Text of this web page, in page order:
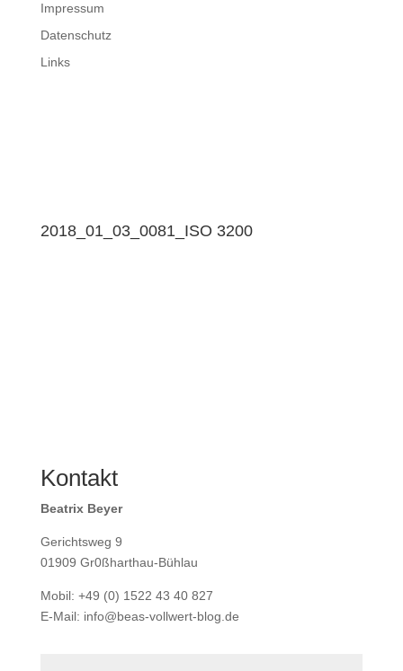
Impressum
Datenschutz
Links
2018_01_03_0081_ISO 3200
Kontakt
Beatrix Beyer
Gerichtsweg 9
01909 Gr0ßharthau-Bühlau
Mobil: +49 (0) 1522 43 40 827
E-Mail: info@beas-vollwert-blog.de